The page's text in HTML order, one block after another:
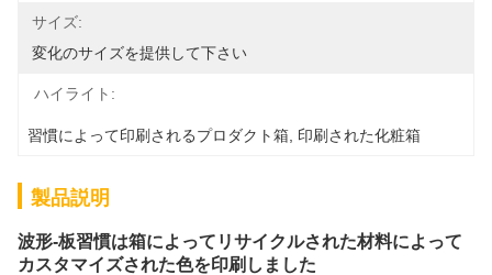
サイズ:
変化のサイズを提供して下さい
ハイライト:
習慣によって印刷されるプロダクト箱 印刷された化粧箱
製品説明
波形-板習慣は箱によってリサイクルされた材料によって
カスタマイズされた色を印刷しました